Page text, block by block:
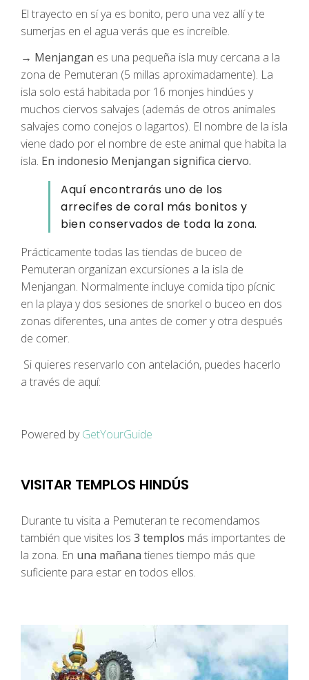
El trayecto en sí ya es bonito, pero una vez allí y te
sumerjas en el agua verás que es increíble.
→ Menjangan es una pequeña isla muy cercana a la
zona de Pemuteran (5 millas aproximadamente). La
isla solo está habitada por 16 monjes hindúes y
muchos ciervos salvajes (además de otros animales
salvajes como conejos o lagartos). El nombre de la isla
viene dado por el nombre de este animal que habita la
isla. En indonesio Menjangan significa ciervo.
Aquí encontrarás uno de los
arrecifes de coral más bonitos y
bien conservados de toda la zona.
Prácticamente todas las tiendas de buceo de
Pemuteran organizan excursiones a la isla de
Menjangan. Normalmente incluye comida tipo pícnic
en la playa y dos sesiones de snorkel o buceo en dos
zonas diferentes, una antes de comer y otra después
de comer.
Si quieres reservarlo con antelación, puedes hacerlo
a través de aquí:
Powered byGetYourGuide
VISITAR TEMPLOS HINDÚS
Durante tu visita a Pemuteran te recomendamos
también que visites los 3 templos más importantes de
la zona. En una mañana tienes tiempo más que
suficiente para estar en todos ellos.